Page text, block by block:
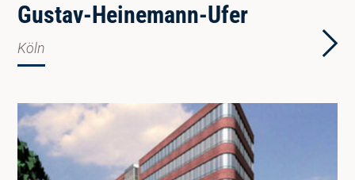
Gustav-Heinemann-Ufer
Köln